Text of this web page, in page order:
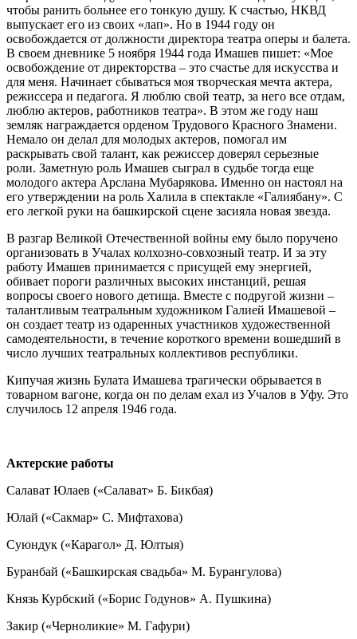
чтобы ранить больнее его тонкую душу. К счастью, НКВД
выпускает его из своих «лап». Но в 1944 году он
освобождается от должности директора театра оперы и балета.
В своем дневнике 5 ноября 1944 года Имашев пишет: «Мое
освобождение от директорства – это счастье для искусства и
для меня. Начинает сбываться моя творческая мечта актера,
режиссера и педагога. Я люблю свой театр, за него все отдам,
люблю актеров, работников театра». В этом же году наш
земляк награждается орденом Трудового Красного Знамени.
Немало он делал для молодых актеров, помогал им
раскрывать свой талант, как режиссер доверял серьезные
роли. Заметную роль Имашев сыграл в судьбе тогда еще
молодого актера Арслана Мубарякова. Именно он настоял на
его утверждении на роль Халила в спектакле «Галиябану». С
его легкой руки на башкирской сцене засияла новая звезда.
В разгар Великой Отечественной войны ему было поручено
организовать в Учалах колхозно-совхозный театр. И за эту
работу Имашев принимается с присущей ему энергией,
обивает пороги различных высоких инстанций, решая
вопросы своего нового детища. Вместе с подругой жизни –
талантливым театральным художником Галией Имашевой –
он создает театр из одаренных участников художественной
самодеятельности, в течение короткого времени вошедший в
число лучших театральных коллективов республики.
Кипучая жизнь Булата Имашева трагически обрывается в
товарном вагоне, когда он по делам ехал из Учалов в Уфу. Это
случилось 12 апреля 1946 года.
Актерские работы
Салават Юлаев («Салават» Б. Бикбая)
Юлай («Сакмар» С. Мифтахова)
Суюндук («Карагол» Д. Юлтыя)
Буранбай («Башкирская свадьба» М. Бурангулова)
Князь Курбский («Борис Годунов» А. Пушкина)
Закир («Черноликие» М. Гафури)